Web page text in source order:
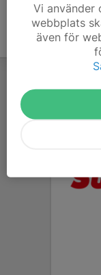
Vi använder
webbplats
även för